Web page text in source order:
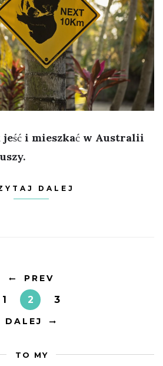
i mieszkać w Australii
DALEJ
PREV
1 2 3
DALEJ
TO MY